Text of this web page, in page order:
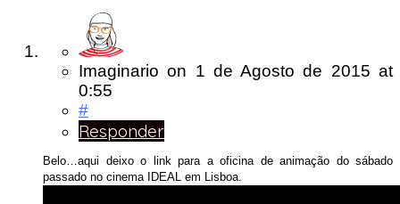
Imaginario on 1 de Agosto de 2015at
0:55
#
Responder
Belo…aqui deixo o link para a oficina de animação do sábado
passado no cinema IDEAL em Lisboa.